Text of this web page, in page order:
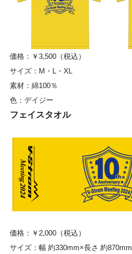
価格：￥3,500（税込）
サイズ：M・L・XL
素材：綿100％
色：デイジー
フェイスタオル
価格：￥2,000（税込）
サイズ：幅 約330mm×長さ 約870mm